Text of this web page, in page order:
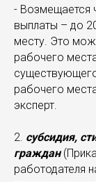
- Возмещается
выплаты – до
месту. Это
рабочего
рабочего
эксперт.
2. субсидия,
граждан
работодателя